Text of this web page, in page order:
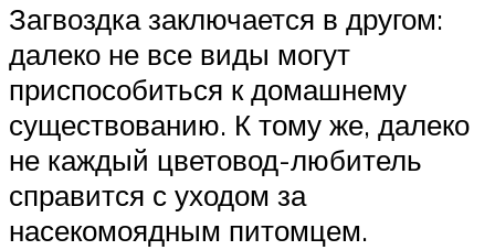
Загвоздка заключается в другом:
далеко не все виды могут
приспособиться к домашнему
существованию. К тому же, далеко
не каждый цветовод-любитель
справится с уходом за
насекомоядным питомцем.